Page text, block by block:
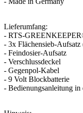
Lieferumfang:
- RTS-
- 3x Flächensieb-
- Feindosier-Aufsatz
- Verschlussdeckel
- Gegenpol-Kabel
- 9 Volt Blockbatterie
- Bedienungsanleitung in